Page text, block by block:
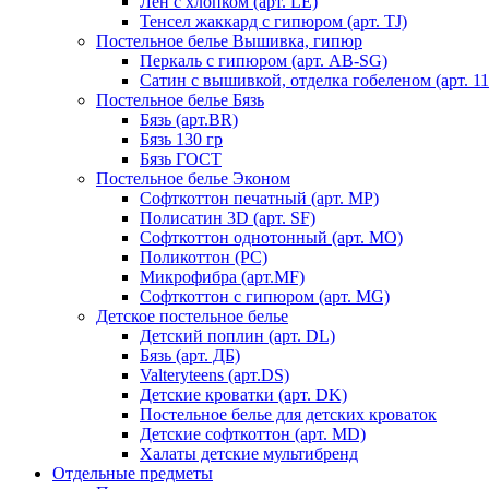
Тенсел жаккард с гипюром (арт. TJ)
Постельное белье Вышивка, гипюр
Перкаль с гипюром (арт. AB-SG)
Сатин с вышивкой, отделка гобеленом (арт.
Постельное белье Бязь
Бязь (арт.BR)
Бязь 130 гр
Бязь ГОСТ
Постельное белье Эконом
Софткоттон печатный (арт. MР)
Полисатин 3D (арт. SF)
Софткоттон однотонный (арт. MO)
Поликоттон (PC)
Микрофибра (арт.MF)
Софткоттон с гипюром (арт. MG)
Детское постельное белье
Детский поплин (арт. DL)
Бязь (арт. ДБ)
Valteryteens (арт.DS)
Детские кроватки (арт. DK)
Постельное белье для детских кроваток
Детские софткоттон (арт. MD)
Халаты детские мультибренд
Отдельные предметы